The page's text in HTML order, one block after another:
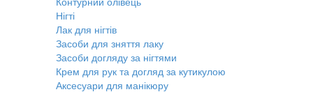
Нігті
Лак для нігтів
Засоби для зняття лаку
Засоби догляду за нігтями
Крем для рук та догляд за кутикулою
Аксесуари для манікюру